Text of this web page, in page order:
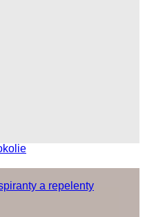
a repelenty